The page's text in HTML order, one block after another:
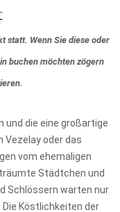
statt. Wenn Sie diese oder
buchen möchten zögern
und die eine großartige
Vezelay oder das
vom ehemaligen
Städtchen und
Schlössern warten nur
Köstlichkeiten der